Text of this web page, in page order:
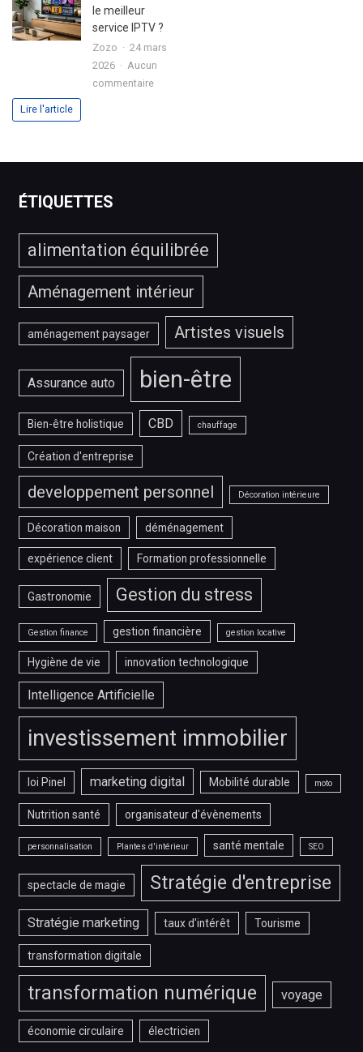
IPTV
le meilleur
service IPTV ?
Zozo
24 mars
2026
Aucun
commentairesur
Lire l'article
ÉTIQUETTES
alimentation équilibrée
Aménagement intérieur
aménagement paysager Artistes visuels
Assurance auto bien-être
Bien-être holistique CBD chauffage
Création d'entreprise
developpement personnel Décoration intérieure
Décoration maison déménagement
expérience client Formation professionnelle
Gastronomie Gestion du stress
Gestion finance gestion financière gestion locative
Hygiène de vie innovation technologique
Intelligence Artificielle
investissement immobilier
loi Pinel marketing digital Mobilité durable moto
Nutrition santé organisateur d'évènements
personnalisation Plantes d'intérieur santé mentale SEO
spectacle de magie Stratégie d'entreprise
Stratégie marketing taux d'intérêt Tourisme
transformation digitale
transformation numérique voyage
économie circulaire électricien